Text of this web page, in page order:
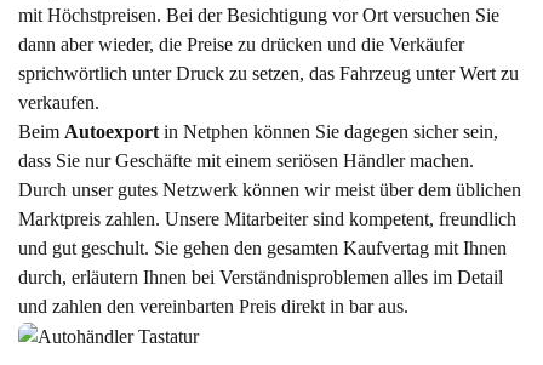
mit Höchstpreisen. Bei der Besichtigung vor Ort versuchen Sie
dann aber wieder, die Preise zu drücken und die Verkäufer
sprichwörtlich unter Druck zu setzen, das Fahrzeug unter Wert zu
verkaufen.
Beim Autoexport in Netphen können Sie dagegen sicher sein,
dass Sie nur Geschäfte mit einem seriösen Händler machen.
Durch unser gutes Netzwerk können wir meist über dem üblichen
Marktpreis zahlen. Unsere Mitarbeiter sind kompetent, freundlich
und gut geschult. Sie gehen den gesamten Kaufvertag mit Ihnen
durch, erläutern Ihnen bei Verständnisproblemen alles im Detail
und zahlen den vereinbarten Preis direkt in bar aus.